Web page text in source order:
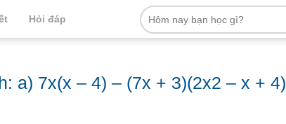
Hỏi đáp
a) 7x(x – 4) – (7x + 3)(2x2 – x + 4)